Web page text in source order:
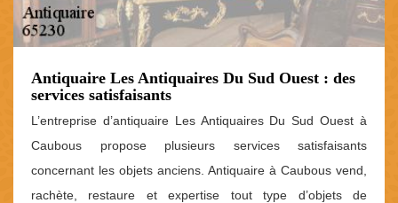
Antiquaire Les Antiquaires Du Sud Ouest : des
services satisfaisants
L’entreprise d’antiquaire Les Antiquaires Du Sud Ouest à
Caubous propose plusieurs services satisfaisants
concernant les objets anciens. Antiquaire à Caubous vend,
rachète, restaure et expertise tout type d’objets de